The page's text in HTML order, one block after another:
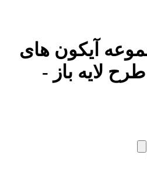
آیکون های
لایه باز -